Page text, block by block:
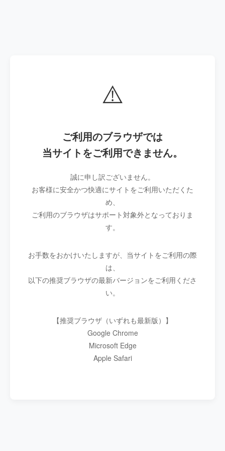
⚠️
ご利用のブラウザでは
当サイトをご利用できません。
誠に申し訳ございません。
お客様に安全かつ快適にサイトをご利用いただくた
め、
ご利用のブラウザはサポート対象外となっておりま
す。
お手数をおかけいたしますが、当サイトをご利用の際
は、
以下の推奨ブラウザの最新バージョンをご利用くださ
い。
【推奨ブラウザ（いずれも最新版）】
Google Chrome
Microsoft Edge
Apple Safari